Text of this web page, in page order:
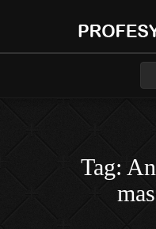
Tag: